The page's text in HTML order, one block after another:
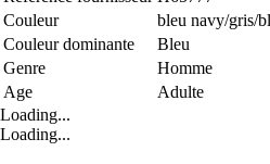
Couleur
bleu navy/gris/
Couleur dominante
Bleu
Genre
Homme
Age
Adulte
Loading...
Loading...